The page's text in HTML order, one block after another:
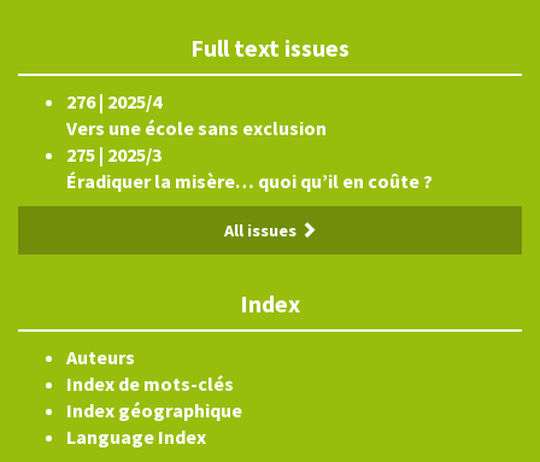
Full text issues
276 | 2025/4
Vers une école sans exclusion
275 | 2025/3
Éradiquer la misère… quoi qu’il en coûte ?
All issues
Index
Auteurs
Index de mots-clés
Index géographique
Language Index